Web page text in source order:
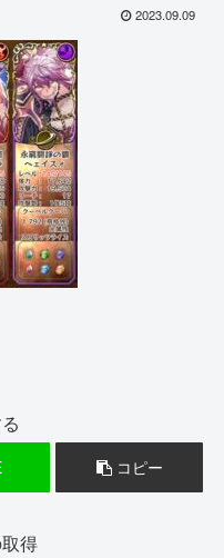
2023.09.09
コピー
得